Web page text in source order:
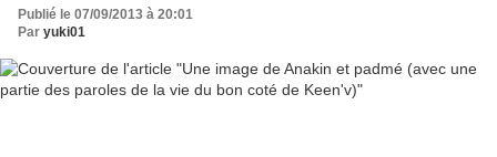
Publié le 07/09/2013 à 20:01
Par yuki01